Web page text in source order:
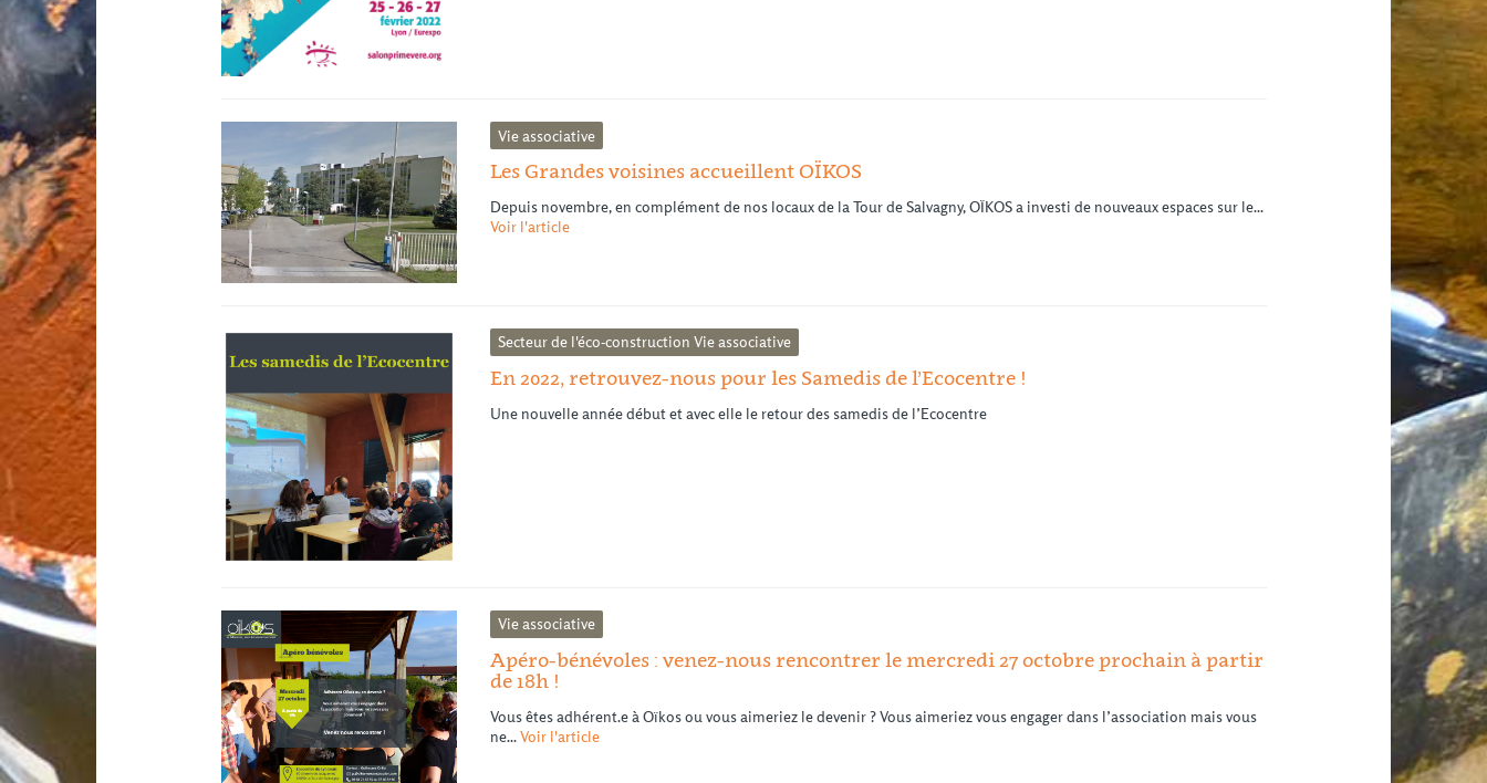
Vie associative
Les Grandes voisines accueillent OÏKOS
Depuis novembre, en complément de nos locaux de la Tour de Salvagny, OÏKOS a investi de nouveaux espaces sur le...
Voir l'article
Secteur de l'éco-construction Vie associative
En 2022, retrouvez-nous pour les Samedis de l’Ecocentre !
Une nouvelle année début et avec elle le retour des samedis de l’Ecocentre
Vie associative
Apéro-bénévoles : venez-nous rencontrer le mercredi 27 octobre prochain à partir
de 18h !
Vous êtes adhérent.e à Oïkos ou vous aimeriez le devenir ? Vous aimeriez vous engager dans l’association mais vous
ne...Voir l'article